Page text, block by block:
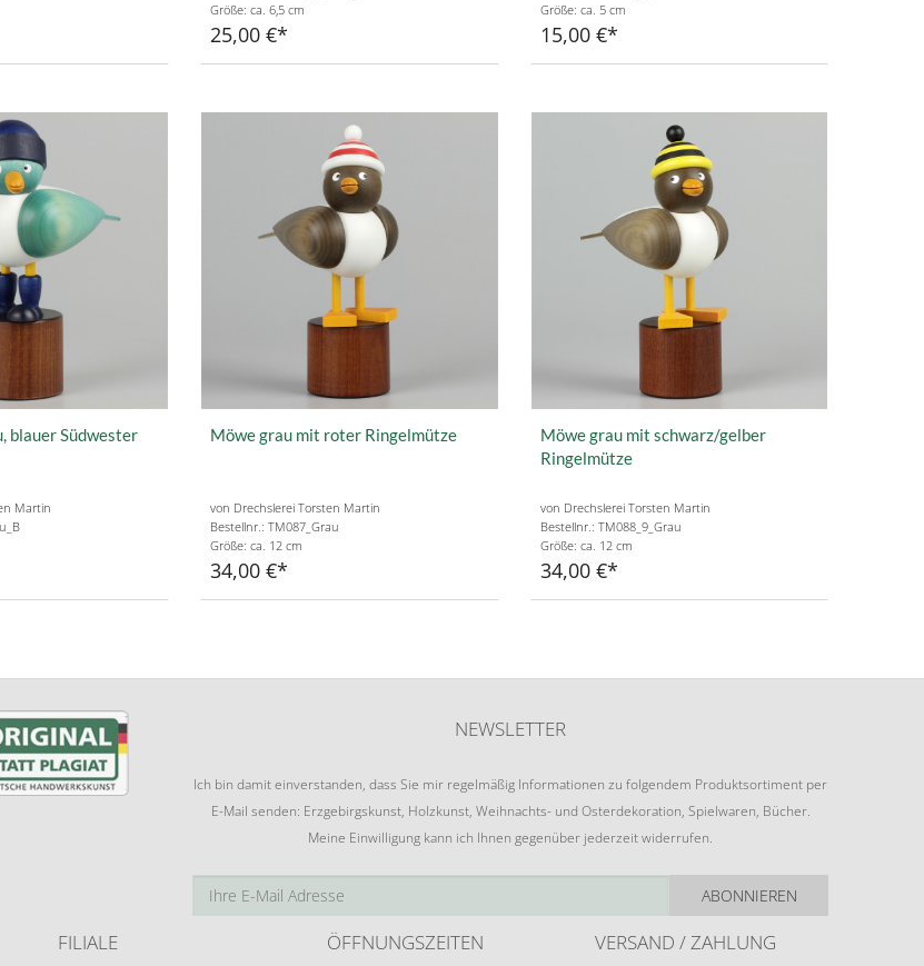
Größe: ca. 6,5 cm
25,00 €
Größe: ca. 5 cm
15,00 €
blauer Südwester
Martin
Möwe grau mit roter Ringelmütze
von Drechslerei Torsten Martin
Bestellnr.: TM087_Grau
Größe: ca. 12 cm
34,00 €
Möwe grau mit schwarz/gelber
Ringelmütze
von Drechslerei Torsten Martin
Bestellnr.: TM088_9_Grau
Größe: ca. 12 cm
34,00 €
NEWSLETTER
Ich bin damit einverstanden, dass Sie mir regelmäßig Informationen zu folgendem Produktsortiment per
E-Mail senden: Erzgebirgskunst, Holzkunst, Weihnachts- und Osterdekoration, Spielwaren, Bücher.
Meine Einwilligung kann ich Ihnen gegenüber jederzeit widerrufen.
ABONNIEREN
FILIALE
ÖFFNUNGSZEITEN
VERSAND / ZAHLUNG